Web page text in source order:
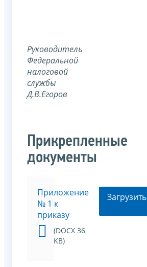
Руководитель
Федеральной
налоговой
службы
Д.В.Егоров
Прикрепленные
документы
Приложение
№ 1 к
приказу
(DOCX 36
KB)
Загрузить